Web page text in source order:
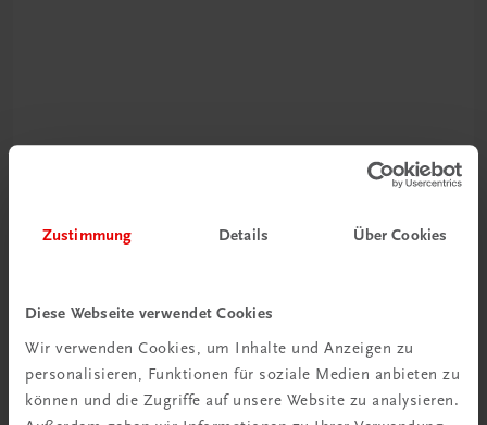
Zustimmung Details Über Cookies
Diese Webseite verwendet Cookies
Wir verwenden Cookies, um Inhalte und Anzeigen zu
personalisieren, Funktionen für soziale Medien anbieten zu
können und die Zugriffe auf unsere Website zu analysieren.
Videos mit
Tipps & Tricks
Mehr dazu